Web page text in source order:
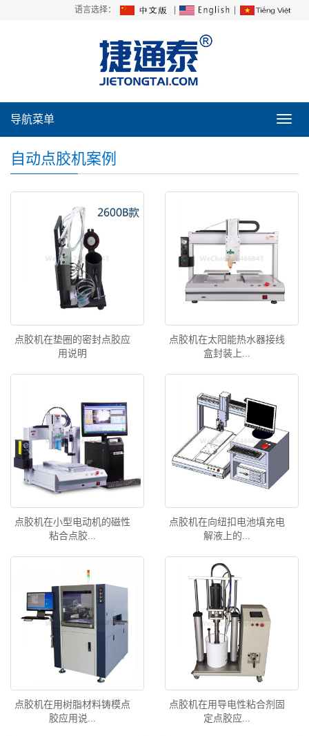
语言选择：
导
导航菜单
自动点胶机案例
点胶机在垫圈的密封点胶应
用说明
点胶机在太阳能热水器接线
盒封装上...
点胶机在小型电动机的磁性
粘合点胶...
点胶机在向纽扣电池填充电
解液上的...
点胶机在用树脂材料铸模点
胶应用说...
点胶机在用导电性粘合剂固
定点胶应...